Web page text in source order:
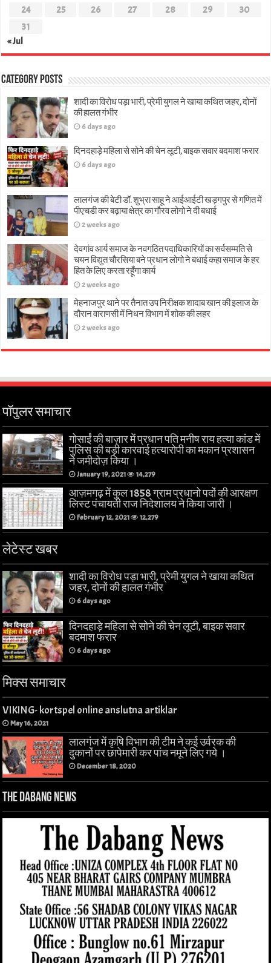
24
25 26 27 28 29
30
31
« Jul
Category Posts
शादी का विरोध पड़ा भारी, प्रेमी युगल ने खाया कथित जहर, दोनों
की हालत गंभीर
6 days ago
दिनदहाड़े महिला से सोने की चेन लूटी, बाइक सवार बदमाश फरार
6 days ago
लालगंज की बेटी डॉ. शुभ्रा साहू ने आईआईटी खड़गपुर से गणित में
पीएचडी कर बढ़ाया क्षेत्र का गौरव लोगो ने दी बधाई
2 weeks ago
देवगांव आर्य समाज के नवगठित पदाधिकारियों का सर्वसम्मति से
चयन विद्युत चौरसिया बने प्रधान लोगो ने बधाई कहा समाज के हर
हित के लिए करता रहूँगा कार्य
2 weeks ago
मेहनाजपुर थाने पर तैनात उप निरीक्षक शादाब खान की इलाज के
दौरान वाराणसी में निधन विभाग में शोक की लहर
2 weeks ago
पॉपुलर समाचार
गोसाईं की बाज़ार में प्रधान पति मनीष राय हत्या कांड में
पुलिस की बड़ी कारवाई हत्यारोपी का मकान प्रशासन
ने जमीदोज़ किया ।
January 19, 2021 14,279
आज़मगढ़ में कुल 1858 ग्राम प्रधानो पदों की आरक्षण
लिस्ट पंचायती राज निदेशालय ने किया जारी ।
February 12, 2021 12,279
लेटेस्ट खबर
शादी का विरोध पड़ा भारी, प्रेमी युगल ने खाया कथित
जहर, दोनों की हालत गंभीर
6 days ago
दिनदहाड़े महिला से सोने की चेन लूटी, बाइक सवार
बदमाश फरार
6 days ago
मिक्स समाचार
VIKING- kortspel online anslutna artiklar
May 16, 2021
लालगंज में कृषि विभाग की टीम ने कई उर्वरक की
दुकानों पर छापेमारी कर पांच नमूने लिए गये ।
December 18, 2020
The Dabang News